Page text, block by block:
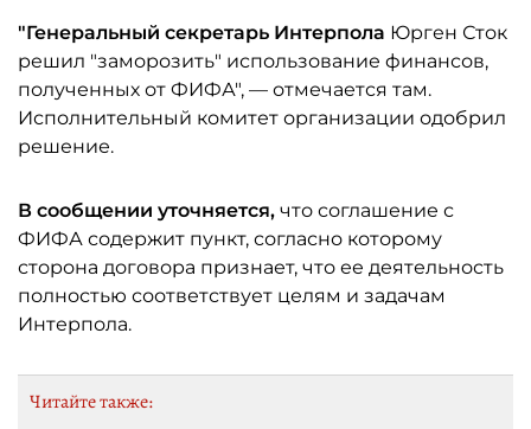
"Генеральный секретарь Интерпола Юрген Сток
решил "заморозить" использование финансов,
полученных от ФИФА", — отмечается там.
Исполнительный комитет организации одобрил
решение.
В сообщении уточняется, что соглашение с
ФИФА содержит пункт, согласно которому
сторона договора признает, что ее деятельность
полностью соответствует целям и задачам
Интерпола.
Читайте также: